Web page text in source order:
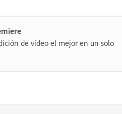
de vídeo el mejor en un solo